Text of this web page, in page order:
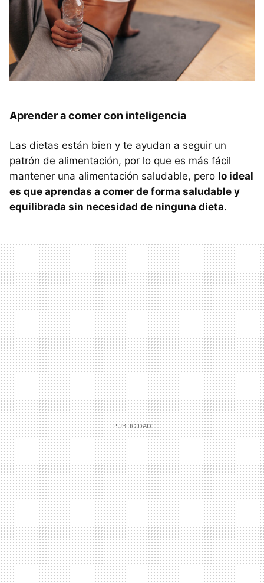
Aprender a comer con inteligencia
Las dietas están bien y te ayudan a seguir un
patrón de alimentación, por lo que es más fácil
mantener una alimentación saludable, pero lo ideal
es que aprendas a comer de forma saludable y
equilibrada sin necesidad de ninguna dieta.